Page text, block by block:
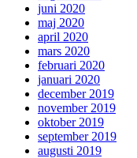
juni 2020
maj 2020
april 2020
mars 2020
februari 2020
januari 2020
december 2019
november 2019
oktober 2019
september 2019
augusti 2019